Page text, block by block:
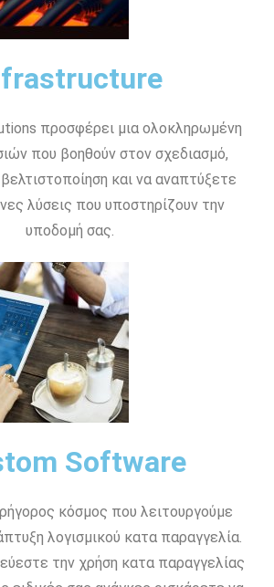
προσφέρει μια ολοκληρωμένη
που βοηθούν στον σχεδιασμό,
και να αναπτύξετε
λύσεις που υποστηρίζουν την
υποδομή σας.
Software
κόσμος που λειτουργούμε
λογισμικού κατα παραγγελία.
την χρήση κατα παραγγελίας